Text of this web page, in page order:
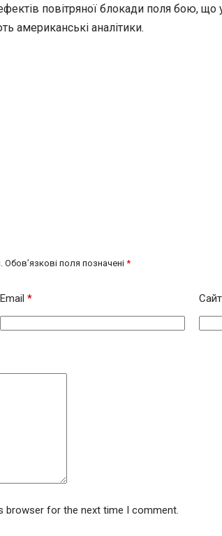
повітряної блокади поля бою, що
американські аналітики.
Обов’язкові поля позначені *
Email * Сайт
browser for the next time I comment.